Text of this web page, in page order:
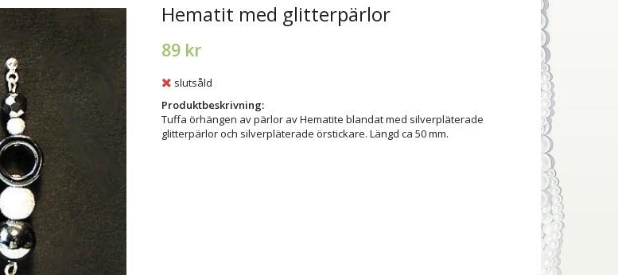
Hematit med glitterpärlor
89 kr
slutsåld
Produktbeskrivning:
Tuffa örhängen av pärlor av Hematite blandat med silverpläterade
glitterpärlor och silverpläterade örstickare. Längd ca 50 mm.